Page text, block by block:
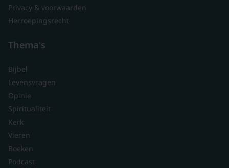
Privacy & voorwaarden
Herroepingsrecht
Thema's
Bijbel
Levensvragen
Opinie
Spiritualiteit
Kerk
Vieren
Boeken
Podcast